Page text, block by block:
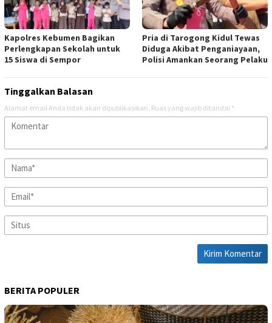
Kapolres Kebumen Bagikan
Perlengkapan Sekolah untuk
15 Siswa di Sempor
Pria di Tarogong Kidul Tewas
Diduga Akibat Penganiayaan,
Polisi Amankan Seorang Pelaku
Tinggalkan Balasan
Alamat email Anda tidak akan dipublikasikan. Ruas yang wajib ditandai *
BERITA POPULER